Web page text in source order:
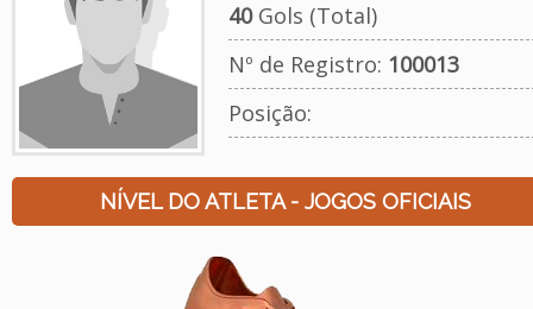
40Gols (Total)
Nº de Registro: 100013
Posição:
NÍVEL DO ATLETA - JOGOS OFICIAIS